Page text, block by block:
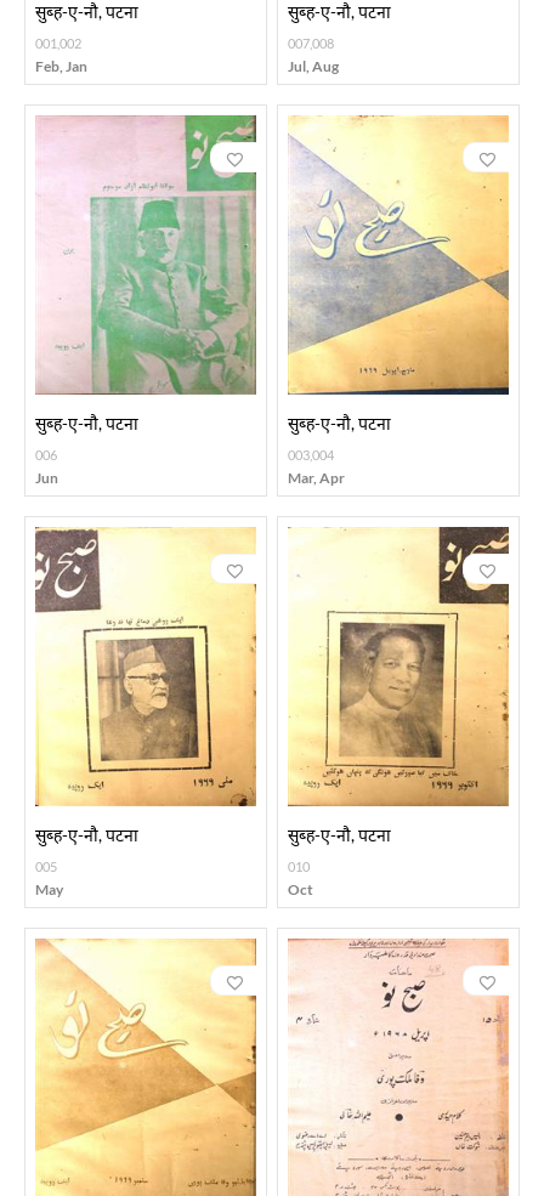
सुब्ह-ए-नौ, पटना
001,002
Feb, Jan
सुब्ह-ए-नौ, पटना
007,008
Jul, Aug
सुब्ह-ए-नौ, पटना
006
Jun
सुब्ह-ए-नौ, पटना
003,004
Mar, Apr
सुब्ह-ए-नौ, पटना
005
May
सुब्ह-ए-नौ, पटना
010
Oct